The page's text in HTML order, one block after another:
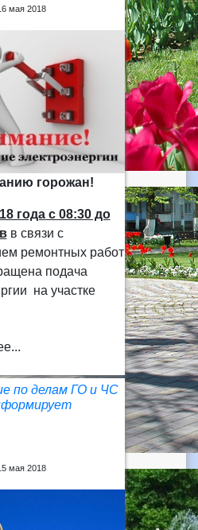
мая 2018
горожан!
годас 08:30 до
в связи с
ремонтных работ
подача
на участке
по делам ГО и ЧС
мая 2018